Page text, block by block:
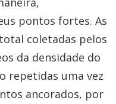
pontos fortes. As
coletadas pelos
da densidade do
repetidas uma vez
ancorados, por